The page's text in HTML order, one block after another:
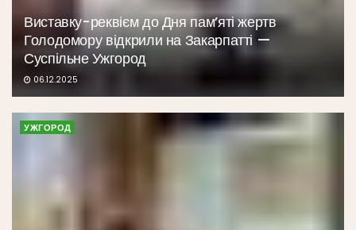
Виставку-реквієм до Дня пам’яті жертв
Голодомору відкрили на Закарпатті —
Суспільне Ужгород
06.12.2025
УЖГОРОД